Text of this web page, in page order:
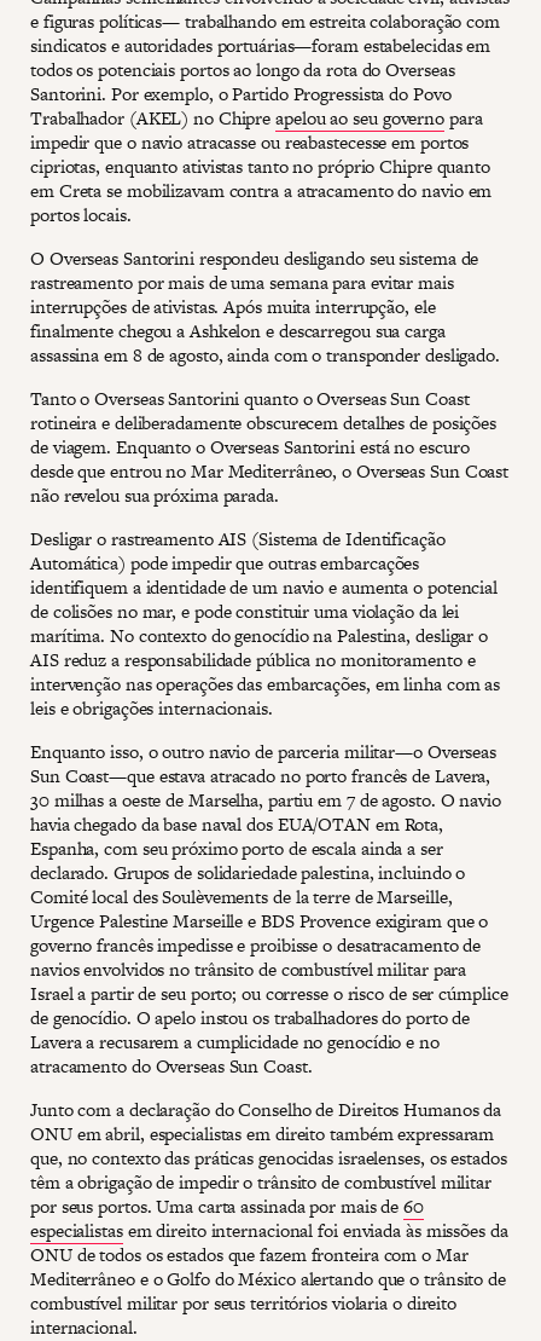
e figuras políticas— trabalhando em estreita colaboração com
sindicatos e autoridades portuárias—foram estabelecidas em
todos os potenciais portos ao longo da rota do Overseas
Santorini. Por exemplo, o Partido Progressista do Povo
Trabalhador (AKEL) no Chipreapelou ao seu governopara
impedir que o navio atracasse ou reabastecesse em portos
cipriotas, enquanto ativistas tanto no próprio Chipre quanto
em Creta se mobilizavam contra a atracamento do navio em
portos locais.
O Overseas Santorini respondeu desligando seu sistema de
rastreamento por mais de uma semana para evitar mais
interrupções de ativistas. Após muita interrupção, ele
finalmente chegou a Ashkelon e descarregou sua carga
assassina em 8 de agosto, ainda com o transponder desligado.
Tanto o Overseas Santorini quanto o Overseas Sun Coast
rotineira e deliberadamente obscurecem detalhes de posições
de viagem. Enquanto o Overseas Santorini está no escuro
desde que entrou no Mar Mediterrâneo, o Overseas Sun Coast
não revelou sua próxima parada.
Desligar o rastreamento AIS (Sistema de Identificação
Automática) pode impedir que outras embarcações
identifiquem a identidade de um navio e aumenta o potencial
de colisões no mar, e pode constituir uma violação da lei
marítima. No contexto do genocídio na Palestina, desligar o
AIS reduz a responsabilidade pública no monitoramento e
intervenção nas operações das embarcações, em linha com as
leis e obrigações internacionais.
Enquanto isso, o outro navio de parceria militar—o Overseas
Sun Coast—que estava atracado no porto francês de Lavera,
30 milhas a oeste de Marselha, partiu em 7 de agosto. O navio
havia chegado da base naval dos EUA/OTAN em Rota,
Espanha, com seu próximo porto de escala ainda a ser
declarado. Grupos de solidariedade palestina, incluindo o
Comité local des Soulèvements de la terre de Marseille,
Urgence Palestine Marseille e BDS Provence exigiram que o
governo francês impedisse e proibisse o desatracamento de
navios envolvidos no trânsito de combustível militar para
Israel a partir de seu porto; ou corresse o risco de ser cúmplice
de genocídio. O apelo instou os trabalhadores do porto de
Lavera a recusarem a cumplicidade no genocídio e no
atracamento do Overseas Sun Coast.
Junto com a declaração do Conselho de Direitos Humanos da
ONU em abril, especialistas em direito também expressaram
que, no contexto das práticas genocidas israelenses, os estados
têm a obrigação de impedir o trânsito de combustível militar
por seus portos. Uma carta assinada por mais de60
especialistasem direito internacional foi enviada às missões da
ONU de todos os estados que fazem fronteira com o Mar
Mediterrâneo e o Golfo do México alertando que o trânsito de
combustível militar por seus territórios violaria o direito
internacional.